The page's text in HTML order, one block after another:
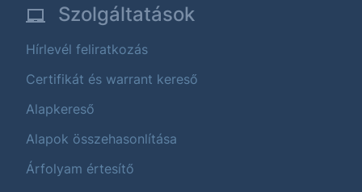
Szolgáltatások
Hírlevél feliratkozás
Certifikát és warrant kereső
Alapkereső
Alapok összehasonlítása
Árfolyam értesítő